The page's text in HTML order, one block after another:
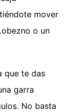
mover
o un
que te das
garra
No basta